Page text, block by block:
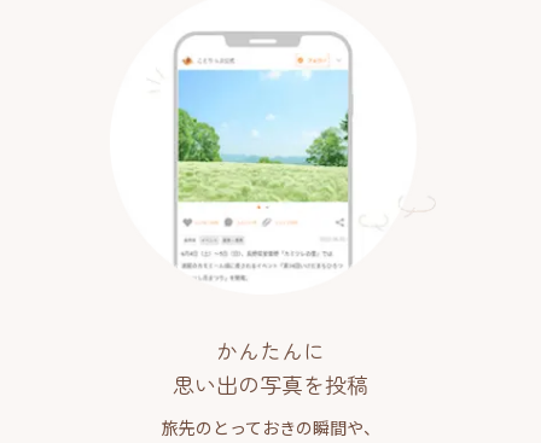
かんたんに
思い出の写真を投稿
旅先のとっておきの瞬間や、